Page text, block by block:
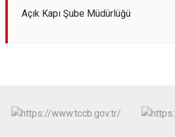
Açık Kapı Şube Müdürlüğü